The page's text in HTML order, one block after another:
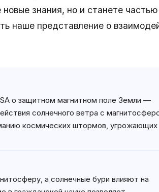
знания, но и станете частью
наше представление о
о защитном магнитном поле Земли —
солнечного ветра с
космических штормов, угрожающих
а солнечные бури влияют на